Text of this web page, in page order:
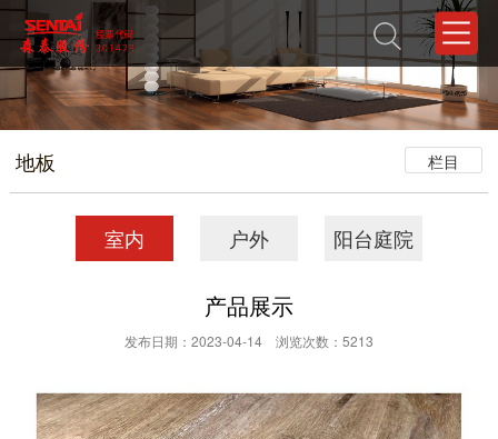
栏目
地板
室内 户外 阳台庭院
产品展示
发布日期：2023-04-14 浏览次数：5213